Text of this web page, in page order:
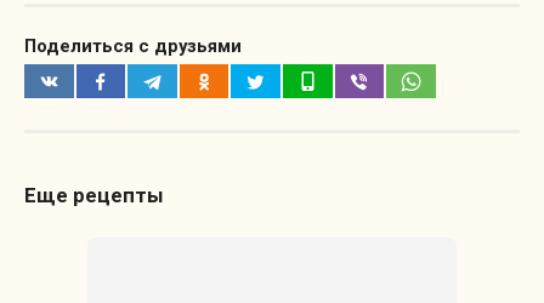
Поделиться с друзьями
Еще рецепты